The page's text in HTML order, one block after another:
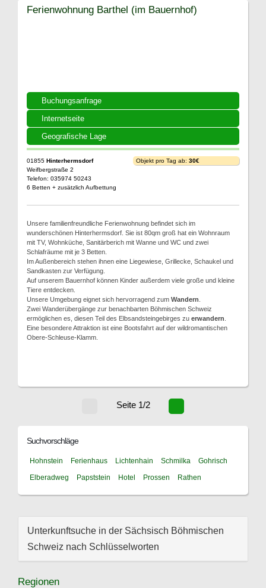
Buchungsanfrage
Internetseite
Geografische Lage
Ferienwohnung Barthel (im Bauernhof)
01855 Hinterhermsdorf
Weifbergstraße 2
Telefon: 035974 50243
6 Betten + zusätzlich Aufbettung
Objekt pro Tag ab: 30€
Unsere familienfreundliche Ferienwohnung befindet sich im
wunderschönen Hinterhermsdorf. Sie ist 80qm groß hat ein Wohnraum
mit TV, Wohnküche, Sanitärberich mit Wanne und WC und zwei
Schlafräume mit je 3 Betten.
Im Außenbereich stehen ihnen eine Liegewiese, Grillecke, Schaukel und
Sandkasten zur Verfügung.
Auf unserem Bauernhof können Kinder außerdem viele große und kleine
Tiere entdecken.
Unsere Umgebung eignet sich hervorragend zum Wandern
Zwei Wanderübergänge zur benachbarten Böhmischen Schweiz
ermöglichen es, diesen Teil des Elbsandsteingebirges zu erwandern
Eine besondere Attraktion ist eine Bootsfahrt auf der wildromantischen
Obere-Schleuse-Klamm.
Seite 1/2
Suchvorschläge
Hohnstein Ferienhaus Lichtenhain Schmilka
Gohrisch
Elberadweg
Papststein Hotel Prossen Rathen
Unterkunftsuche in der Sächsisch Böhmischen
Schweiz nach Schlüsselworten
Regionen